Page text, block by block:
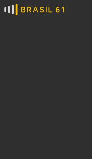
Ver todas as notícias